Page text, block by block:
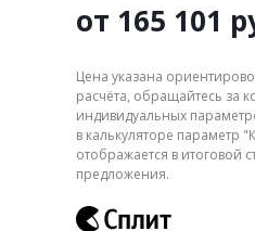
от 165 101
Цена указана
расчёта, обращайтесь за
индивидуальных
в калькуляторе параметр
отображается в итоговой
предложения.